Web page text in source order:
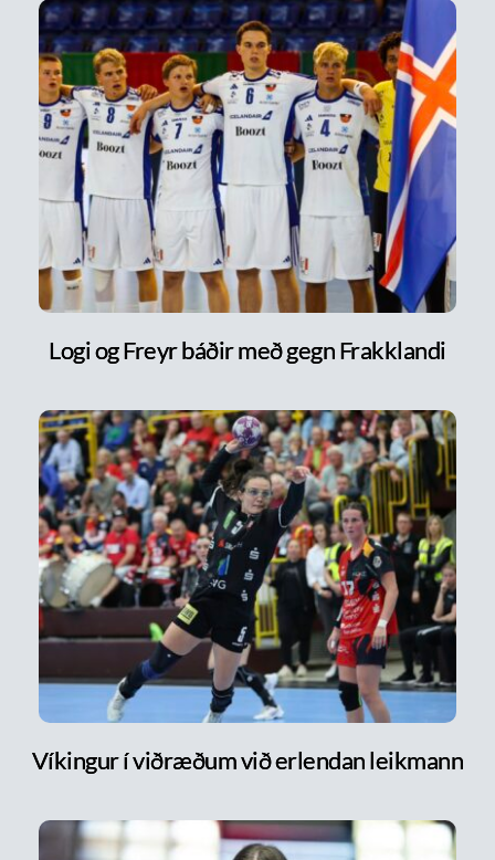
Logi og Freyr báðir með gegn Frakklandi
Víkingur í viðræðum við erlendan leikmann